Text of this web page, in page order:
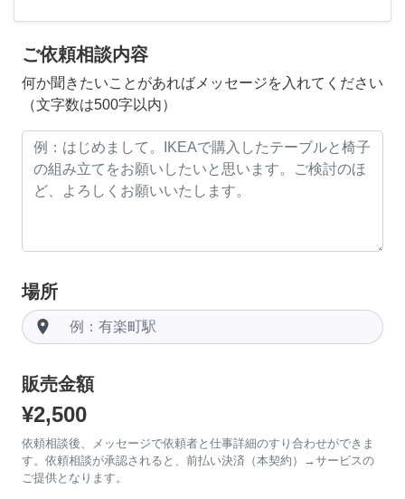
ご依頼相談内容
何か聞きたいことがあればメッセージを入れてください
（文字数は500字以内）
場所
room
販売金額
¥2,500
依頼相談後、メッセージで依頼者と仕事詳細のすり合わせができま
す。依頼相談が承認されると、前払い決済（本契約）→サービスの
ご提供となります。